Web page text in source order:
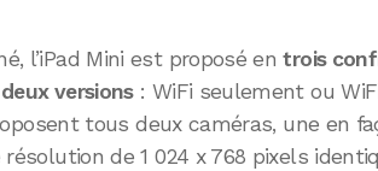
l’iPad Mini est proposé entrois
versions: WiFi seulement ou
tous deux caméras, une en
résolution de 1 024 x 768 pixels